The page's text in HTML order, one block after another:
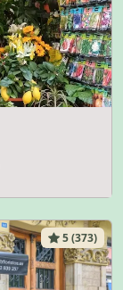
5 (373)